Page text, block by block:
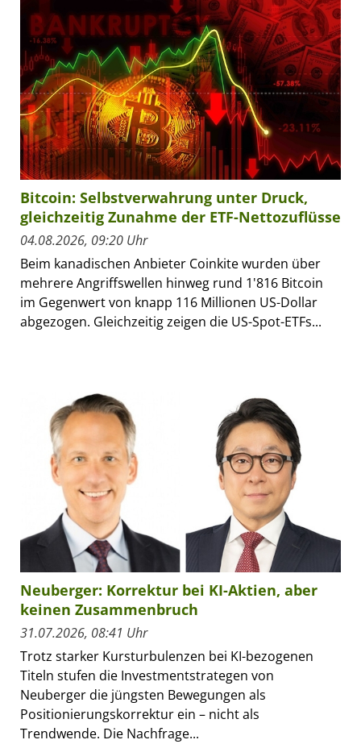
Bitcoin: Selbstverwahrung unter Druck,
gleichzeitig Zunahme der ETF-Nettozuflüsse
04.08.2026, 09:20 Uhr
Beim kanadischen Anbieter Coinkite wurden über
mehrere Angriffswellen hinweg rund 1'816 Bitcoin
im Gegenwert von knapp 116 Millionen US-Dollar
abgezogen. Gleichzeitig zeigen die US-Spot-ETFs...
Neuberger: Korrektur bei KI-Aktien, aber
keinen Zusammenbruch
31.07.2026, 08:41 Uhr
Trotz starker Kursturbulenzen bei KI-bezogenen
Titeln stufen die Investmentstrategen von
Neuberger die jüngsten Bewegungen als
Positionierungskorrektur ein – nicht als
Trendwende. Die Nachfrage...